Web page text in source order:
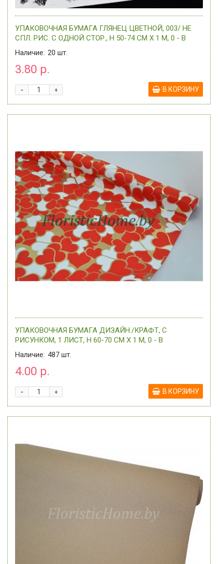
УПАКОВОЧНАЯ БУМАГА ГЛЯНЕЦ ЦВЕТНОЙ, 003/ НЕ
СПЛ. РИС. С ОДНОЙ СТОР., H 50-74 СМ Х 1 М, 0 - В
АССОРТИМ
Наличие: 20 шт.
3.80 р.
+
- В КОРЗИНУ
УПАКОВОЧНАЯ БУМАГА ДИЗАЙН./КРАФТ, С
РИСУНКОМ, 1 ЛИСТ, H 60-70 СМ Х 1 М, 0 - В
АССОРТИМЕНТЕ
Наличие: 487 шт.
4.00 р.
+
- В КОРЗИНУ